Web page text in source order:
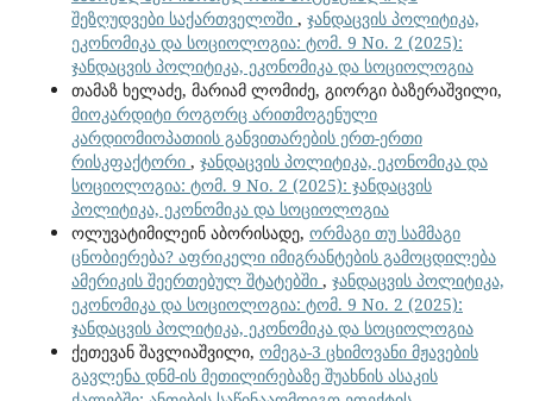
შეზღუდვები საქართველოში , ჯანდაცვის პოლიტიკა,
ეკონომიკა და სოციოლოგია: ტომ. 9 No. 2 (2025):
ჯანდაცვის პოლიტიკა, ეკონომიკა და სოციოლოგია
თამაზ ხელაძე, მარიამ ლომიძე, გიორგი ბაზერაშვილი,
მიოკარდიტი როგორც არითმოგენული
კარდიომიოპათიის განვითარების ერთ-ერთი
რისკფაქტორი , ჯანდაცვის პოლიტიკა, ეკონომიკა და
სოციოლოგია: ტომ. 9 No. 2 (2025): ჯანდაცვის
პოლიტიკა, ეკონომიკა და სოციოლოგია
ოლუვატიმილეინ აბორისადე, ორმაგი თუ სამმაგი
ცნობიერება? აფრიკელი იმიგრანტების გამოცდილება
ამერიკის შეერთებულ შტატებში , ჯანდაცვის პოლიტიკა,
ეკონომიკა და სოციოლოგია: ტომ. 9 No. 2 (2025):
ჯანდაცვის პოლიტიკა, ეკონომიკა და სოციოლოგია
ქეთევან შავლიაშვილი, ომეგა-3 ცხიმოვანი მჟავების
გავლენა დნმ-ის მეთილირებაზე შუახნის ასაკის